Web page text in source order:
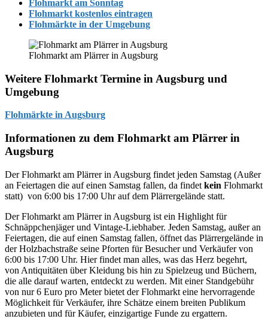
Flohmarkt am Sonntag
Flohmarkt kostenlos eintragen
Flohmärkte in der Umgebung
Flohmarkt am Plärrer in Augsburg
Weitere Flohmarkt Termine in Augsburg und
Umgebung
Flohmärkte in Augsburg
Informationen zu dem Flohmarkt am Plärrer in
Augsburg
Der Flohmarkt am Plärrer in Augsburg findet jeden Samstag (Außer
an Feiertagen die auf einen Samstag fallen, da findet kein Flohmarkt
statt) von 6:00 bis 17:00 Uhr auf dem Plärrergelände statt.
Der Flohmarkt am Plärrer in Augsburg ist ein Highlight für
Schnäppchenjäger und Vintage-Liebhaber. Jeden Samstag, außer an
Feiertagen, die auf einen Samstag fallen, öffnet das Plärrergelände in
der Holzbachstraße seine Pforten für Besucher und Verkäufer von
6:00 bis 17:00 Uhr. Hier findet man alles, was das Herz begehrt,
von Antiquitäten über Kleidung bis hin zu Spielzeug und Büchern,
die alle darauf warten, entdeckt zu werden. Mit einer Standgebühr
von nur 6 Euro pro Meter bietet der Flohmarkt eine hervorragende
Möglichkeit für Verkäufer, ihre Schätze einem breiten Publikum
anzubieten und für Käufer, einzigartige Funde zu ergattern.